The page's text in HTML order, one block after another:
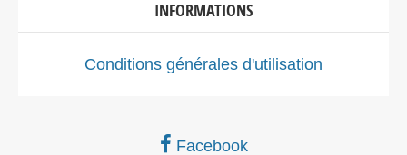
INFORMATIONS
Conditions générales d'utilisation
Facebook